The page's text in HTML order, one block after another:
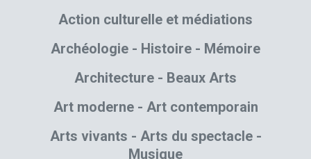
Action culturelle et médiations
Archéologie - Histoire - Mémoire
Architecture - Beaux Arts
Art moderne - Art contemporain
Arts vivants - Arts du spectacle -
Musique